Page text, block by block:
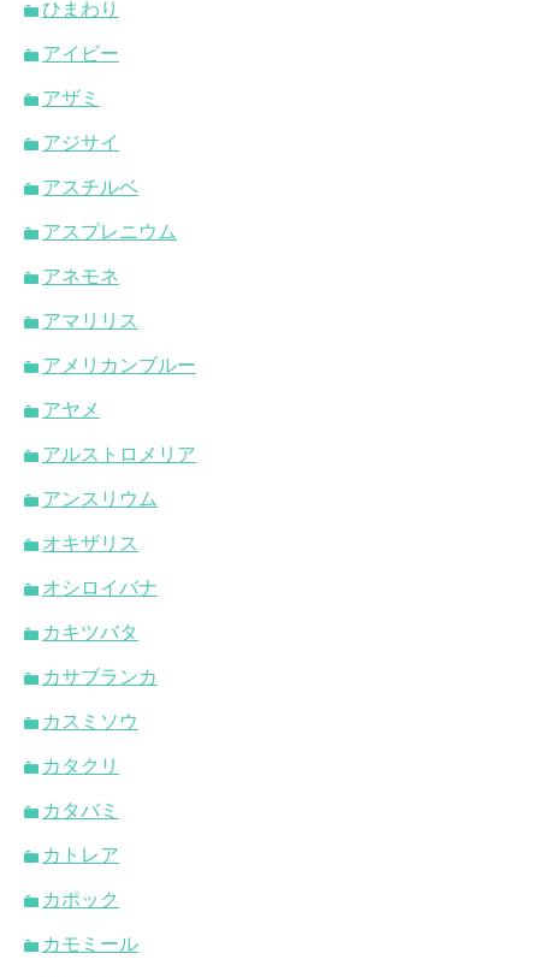
ひまわり
アイビー
アザミ
アジサイ
アスチルベ
アスプレニウム
アネモネ
アマリリス
アメリカンブルー
アヤメ
アルストロメリア
アンスリウム
オキザリス
オシロイバナ
カキツバタ
カサブランカ
カスミソウ
カタクリ
カタバミ
カトレア
カポック
カモミール